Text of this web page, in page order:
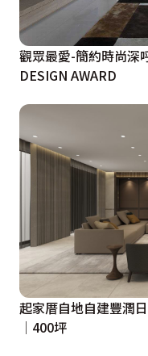
觀眾最愛-簡約時尚深
DESIGN AWARD
起家厝自地自建豐潤
│400坪